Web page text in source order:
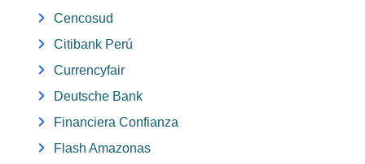
Cencosud
Citibank Perú
Currencyfair
Deutsche Bank
Financiera Confianza
Flash Amazonas